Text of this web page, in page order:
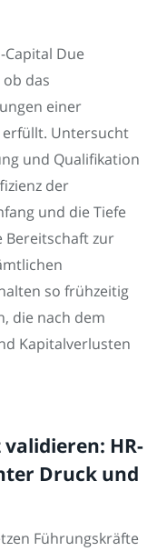
Due
das
einer
Untersucht
und Qualifikation
der
und die Tiefe
Bereitschaft zur
so frühzeitig
die nach dem
Kapitalverlusten
HR-
Druck und
Führungskräfte